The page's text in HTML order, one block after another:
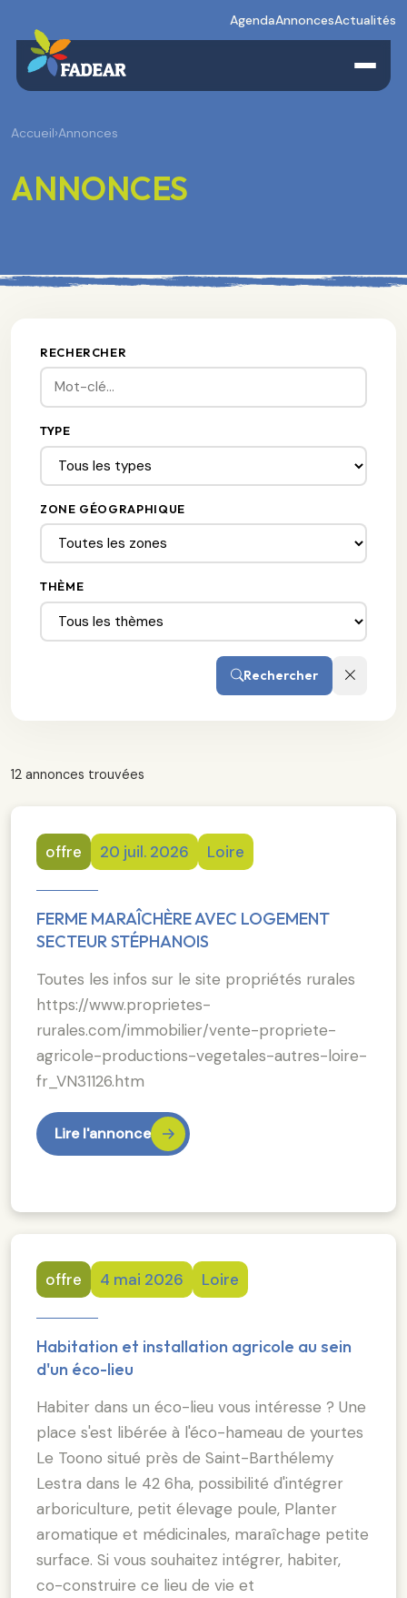
AgendaAnnoncesActualités
Accueil›Annonces
ANNONCES
RECHERCHER
TYPE
ZONE GÉOGRAPHIQUE
THÈME
Rechercher
12 annonces trouvées
offre 20 juil. 2026 Loire
FERME MARAÎCHÈRE AVEC LOGEMENT
SECTEUR STÉPHANOIS
Toutes les infos sur le site propriétés rurales
https://www.proprietes-
rurales.com/immobilier/vente-propriete-
agricole-productions-vegetales-autres-loire-
fr_VN31126.htm
Lire l'annonce
offre 4 mai 2026 Loire
Habitation et installation agricole au sein
d'un éco-lieu
Habiter dans un éco-lieu vous intéresse ? Une
place s'est libérée à l'éco-hameau de yourtes
Le Toono situé près de Saint-Barthélemy
Lestra dans le 42 6ha, possibilité d'intégrer
arboriculture, petit élevage poule, Planter
aromatique et médicinales, maraîchage petite
surface. Si vous souhaitez intégrer, habiter,
co-construire ce lieu de vie et